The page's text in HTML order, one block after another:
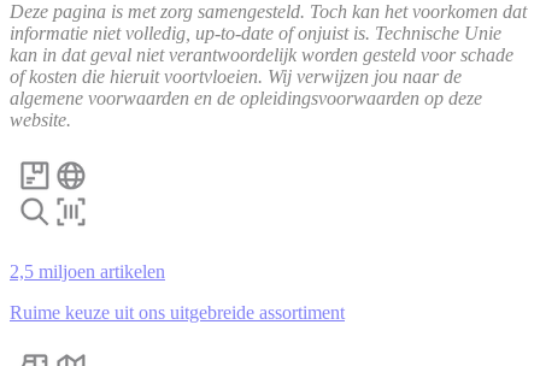
Deze pagina is met zorg samengesteld. Toch kan het voorkomen dat
informatie niet volledig, up-to-date of onjuist is. Technische Unie
kan in dat geval niet verantwoordelijk worden gesteld voor schade
of kosten die hieruit voortvloeien. Wij verwijzen jou naar de
algemene voorwaarden en de opleidingsvoorwaarden op deze
website.
2,5 miljoen artikelen
Ruime keuze uit ons uitgebreide assortiment